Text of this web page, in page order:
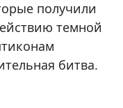
получили
темной
битва.